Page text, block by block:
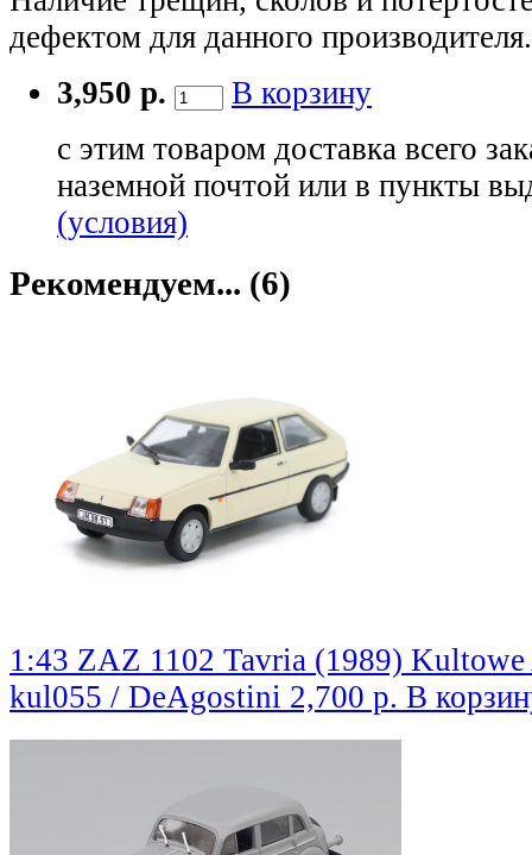
дефектом для данного производителя.
3,950 р.
В корзину
с этим товаром доставка всего
наземной почтой или в пункты
(условия)
Рекомендуем... (6)
1:43 ZAZ 1102 Tavria (1989) Kultowe
kul055 / DeAgostini 2,700 р. В